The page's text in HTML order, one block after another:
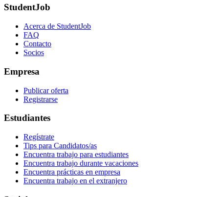
StudentJob
Acerca de StudentJob
FAQ
Contacto
Socios
Empresa
Publicar oferta
Registrarse
Estudiantes
Regístrate
Tips para Candidatos/as
Encuentra trabajo para estudiantes
Encuentra trabajo durante vacaciones
Encuentra prácticas en empresa
Encuentra trabajo en el extranjero